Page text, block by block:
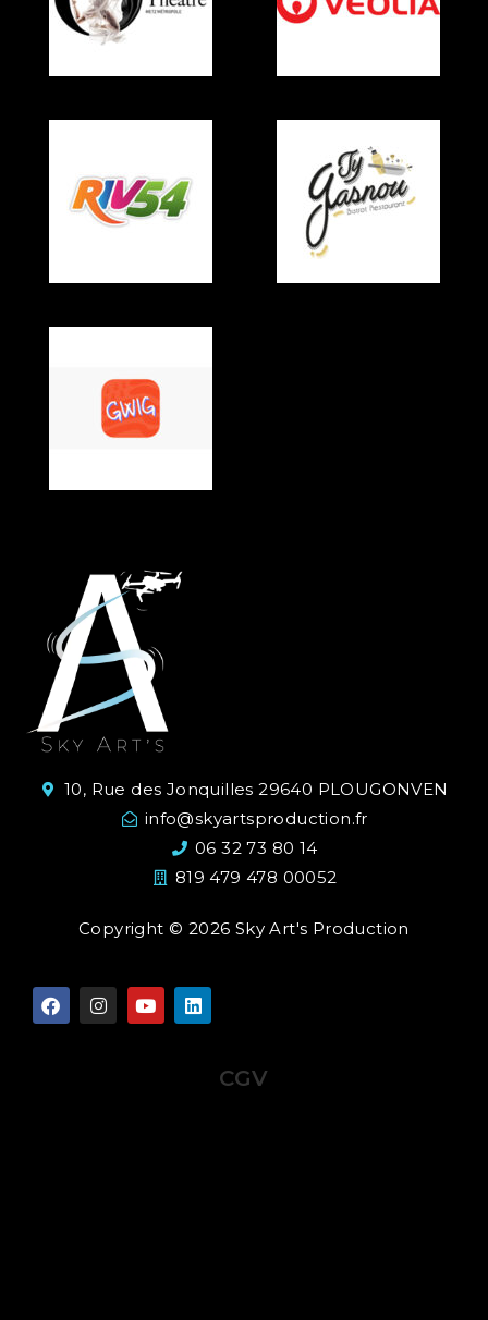
10, Rue des Jonquilles 29640 PLOUGONVEN
info@skyartsproduction.fr
06 32 73 80 14
819 479 478 00052
Copyright © 2026 Sky Art's Production
CGV